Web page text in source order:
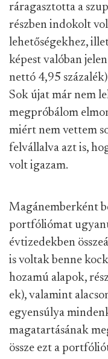
ráragasztotta a
részben indokolt
lehetőségekhez,
képest valóban
nettó 4,95
Sok újat már nem
megpróbálom
miért nem vettem
felvállalva azt is,
volt igazam.
Magánemberként
portfóliómat
évtizedekben
is voltak benne
hozamú alapok,
ek), valamint
egyensúlya
magatartásának
össze ezt a